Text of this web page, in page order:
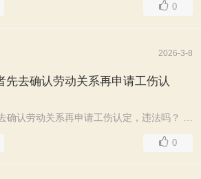
0
2026-3-8
先去确认劳动关系再申请工伤认
0